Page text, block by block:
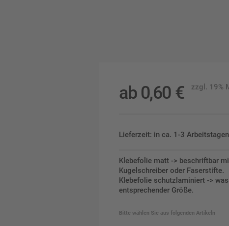
ab 0,60 € zzgl. 19%
Lieferzeit: in ca. 1-3
Klebefolie matt -> beschriftbar
Kugelschreiber oder Faserstifte.
Klebefolie schutzlaminiert ->
entsprechender Größe.
Bitte wählen Sie aus folgenden Artikeln